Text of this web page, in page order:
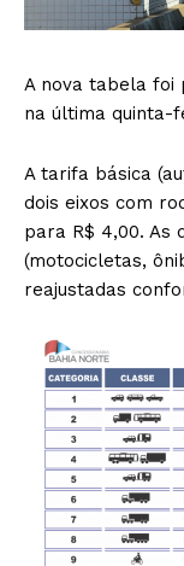
A nova tabela foi
na última quinta-
A tarifa básica
dois eixos com
para R$ 4,00. As
(motocicletas,
reajustadas